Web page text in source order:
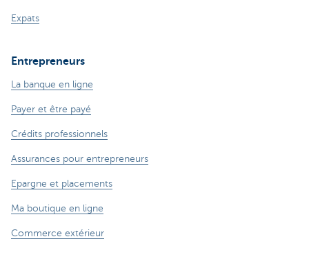
Expats
Entrepreneurs
La banque en ligne
Payer et être payé
Crédits professionnels
Assurances pour entrepreneurs
Epargne et placements
Ma boutique en ligne
Commerce extérieur